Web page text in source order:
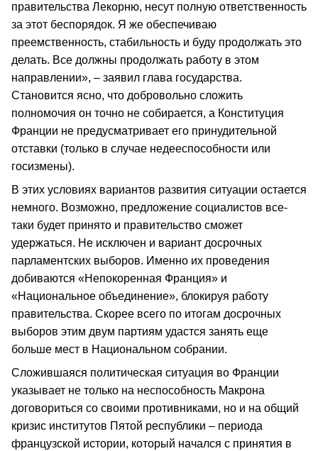
правительства Лекорню, несут полную ответственность
за этот беспорядок. Я же обеспечиваю
преемственность, стабильность и буду продолжать это
делать. Все должны продолжать работу в этом
направлении», – заявил глава государства.
Становится ясно, что добровольно сложить
полномочия он точно не собирается, а Конституция
Франции не предусматривает его принудительной
отставки (только в случае недееспособности или
госизмены).
В этих условиях вариантов развития ситуации остается
немного. Возможно, предложение социалистов все-
таки будет принято и правительство сможет
удержаться. Не исключен и вариант досрочных
парламентских выборов. Именно их проведения
добиваются «Непокоренная Франция» и
«Национальное объединение», блокируя работу
правительства. Скорее всего по итогам досрочных
выборов этим двум партиям удастся занять еще
больше мест в Национальном собрании.
Сложившаяся политическая ситуация во Франции
указывает не только на неспособность Макрона
договориться со своими противниками, но и на общий
кризис институтов Пятой республики – периода
французской истории, который начался с принятия в